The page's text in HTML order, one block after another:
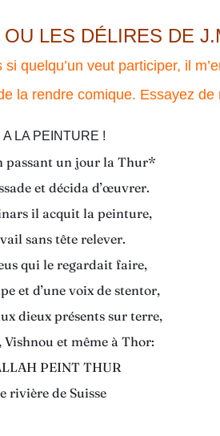
LES DÉLIRES DE
veut participer, il
rendre comique. Essayez
LA PEINTURE !
passant un jour la Thur*
et décida d’œuvrer.
il acquit la peinture,
sans tête relever.
qui le regardait faire,
et d’une voix de stentor,
dieux présents sur terre,
Vishnou et même à Thor:
PEINT THUR
rivière de Suisse